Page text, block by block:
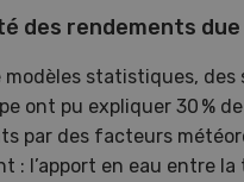
des rendements
modèles statistiques, des
ont pu expliquer 30 %
par des facteurs
: l’apport en eau entre